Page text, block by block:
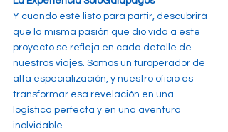
Y cuando esté listo para partir, descubrirá
que la misma pasión que dio vida a este
proyecto se refleja en cada detalle de
nuestros viajes. Somos un turoperador de
alta especialización, y nuestro oficio es
transformar esa revelación en una
logística perfecta y en una aventura
inolvidable.